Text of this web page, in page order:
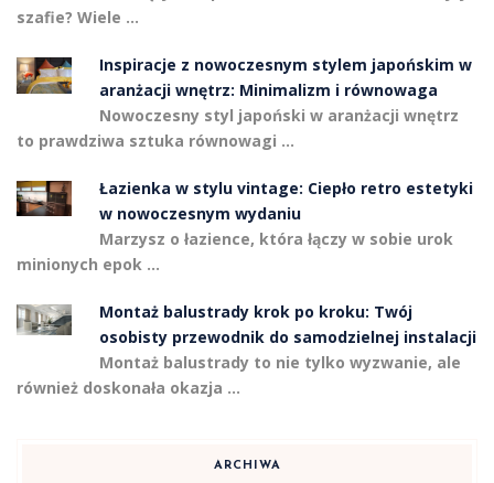
szafie? Wiele …
Inspiracje z nowoczesnym stylem japońskim w
aranżacji wnętrz: Minimalizm i równowaga
Nowoczesny styl japoński w aranżacji wnętrz
to prawdziwa sztuka równowagi …
Łazienka w stylu vintage: Ciepło retro estetyki
w nowoczesnym wydaniu
Marzysz o łazience, która łączy w sobie urok
minionych epok …
Montaż balustrady krok po kroku: Twój
osobisty przewodnik do samodzielnej instalacji
Montaż balustrady to nie tylko wyzwanie, ale
również doskonała okazja …
ARCHIWA